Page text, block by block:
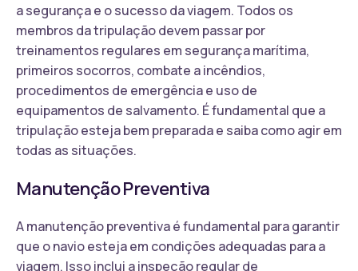
a segurança e o sucesso da viagem. Todos os
membros da tripulação devem passar por
treinamentos regulares em segurança marítima,
primeiros socorros, combate a incêndios,
procedimentos de emergência e uso de
equipamentos de salvamento. É fundamental que a
tripulação esteja bem preparada e saiba como agir em
todas as situações.
Manutenção Preventiva
A manutenção preventiva é fundamental para garantir
que o navio esteja em condições adequadas para a
viagem. Isso inclui a inspeção regular de